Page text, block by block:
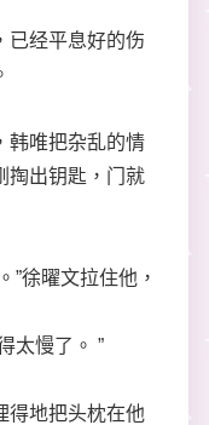
经平息好的伤
唯把杂乱的情
掏出钥匙，门就
徐曜文拉住他，
太慢了。 ”
地把头枕在他